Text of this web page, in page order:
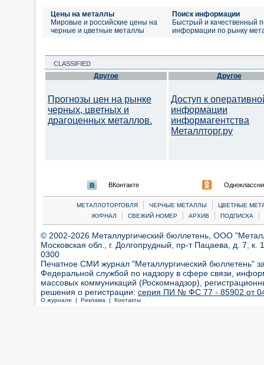
Цены на металлы
Мировые и российские цены на
черные и цветные металлы
Поиск информации
Быстрый и качественный
информации по рынку
CLASSIFIED
Другое
Прогнозы цен на рынке
черных, цветных и
драгоценных металлов.
Другое
Доступ к
информации
информагентства
Металлторг.ру
ВКонтакте
МЕТАЛЛОТОРГОВЛЯ | ЧЕРНЫЕ МЕТАЛЛЫ |
ЦВЕТНЫЕ
ЖУРНАЛ
| СВЕЖИЙ НОМЕР | АРХИВ | ПОДПИСКА |
© 2002-2026 Металлургический бюллетень, ООО
Московская обл., г. Долгопрудный, пр-т Пацаева, д. 7,
0300
Печатное СМИ журнал "Металлургический бюллетень"
Федеральной службой по надзору в сфере связи,
массовых коммуникаций (Роскомнадзор),
решения о регистрации: серия ПИ № ФС 77 - 85902 от 04
О журнале | Реклама | Контакты